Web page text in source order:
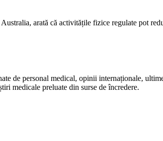
arată că activitățile fizice regulate pot
de personal medical, opinii internaționale,
medicale preluate din surse de încredere.